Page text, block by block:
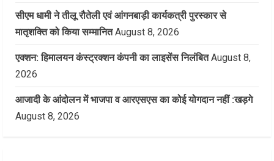
सीएम धामी ने तीलू रौतेली एवं आंगनबाड़ी कार्यकत्री पुरस्कार से
मातृशक्ति को किया सम्मानित August 8, 2026
एक्शन: हिमालयन कंस्ट्रक्शन कंपनी का लाइसेंस निलंबित August 8,
2026
आजादी के आंदोलन में भाजपा व आरएसएस का कोई योगदान नहीं :खड़गे
August 8, 2026